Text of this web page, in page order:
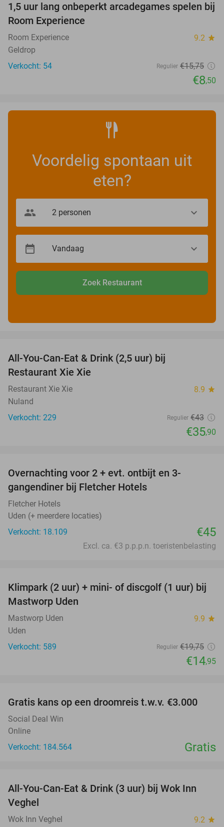
46%
TODAY
1,5 uur lang onbeperkt arcadegames spelen bij
Room Experience
Room Experience 9.2 star
Geldrop
Verkocht: 54
Regulier €15,75
€8,50
Voordelig spontaan uit
eten?
Zoek Restaurant
All-You-Can-Eat & Drink (2,5 uur) bij
Restaurant Xie Xie
Restaurant Xie Xie 8.9 star
Nuland
Verkocht: 229
Regulier €43
€35,90
Overnachting voor 2 + evt. ontbijt en 3-
gangendiner bij Fletcher Hotels
Fletcher Hotels
Uden (+ meerdere locaties)
Verkocht: 18.109
€45
Excl. ca. €3 p.p.p.n. toeristenbelasting
24%
Klimpark (2 uur) + mini- of discgolf (1 uur) bij
Mastworp Uden
Mastworp Uden 9.9 star
Uden
Verkocht: 589
Regulier €19,75
€14,95
Gratis kans op een droomreis t.w.v. €3.000
Social Deal Win
Online
Verkocht: 184.564
Gratis
24%
All-You-Can-Eat & Drink (3 uur) bij Wok Inn
Veghel
Wok Inn Veghel 9.2 star